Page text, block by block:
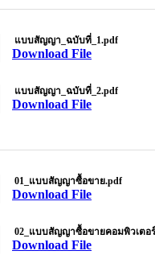
แบบสัญญา_ฉบับที่_1.pdf
Download File
แบบสัญญา_ฉบับที่_2.pdf
Download File
01_แบบสัญญาซื้อขาย.pdf
Download File
02_แบบสัญญาซื้อขายคอมพิวเตอ
Download File